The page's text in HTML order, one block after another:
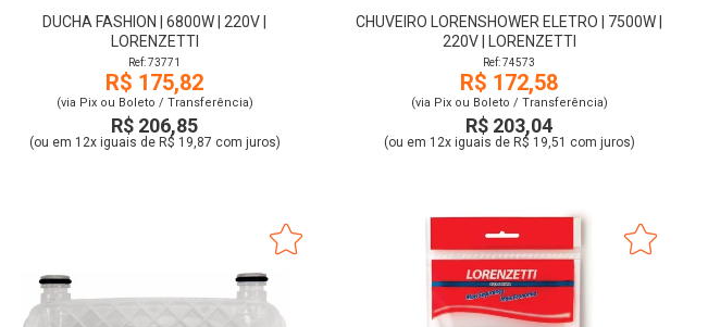
DUCHA FASHION | 6800W | 220V |
LORENZETTI
Ref: 73771
R$ 175,82
(via Pix ou Boleto / Transferência)
R$ 206,85
(ou em 12x iguais de R$ 19,87 com juros)
CHUVEIRO LORENSHOWER ELETRO | 7500W |
220V | LORENZETTI
Ref: 74573
R$ 172,58
(via Pix ou Boleto / Transferência)
R$ 203,04
(ou em 12x iguais de R$ 19,51 com juros)